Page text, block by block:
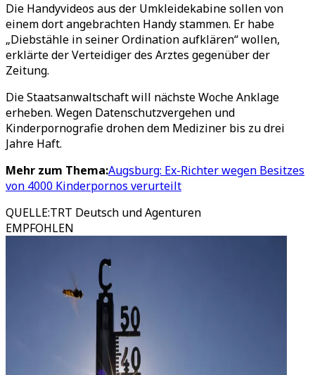
Die Handyvideos aus der Umkleidekabine sollen von
einem dort angebrachten Handy stammen. Er habe
„Diebstähle in seiner Ordination aufklären“ wollen,
erklärte der Verteidiger des Arztes gegenüber der
Zeitung.
Die Staatsanwaltschaft will nächste Woche Anklage
erheben. Wegen Datenschutzvergehen und
Kinderpornografie drohen dem Mediziner bis zu drei
Jahre Haft.
Mehr zum Thema:Augsburg: Ex-Richter wegen Besitzes
von 4000 Kinderpornos verurteilt
QUELLE:TRT Deutsch und Agenturen
EMPFOHLEN